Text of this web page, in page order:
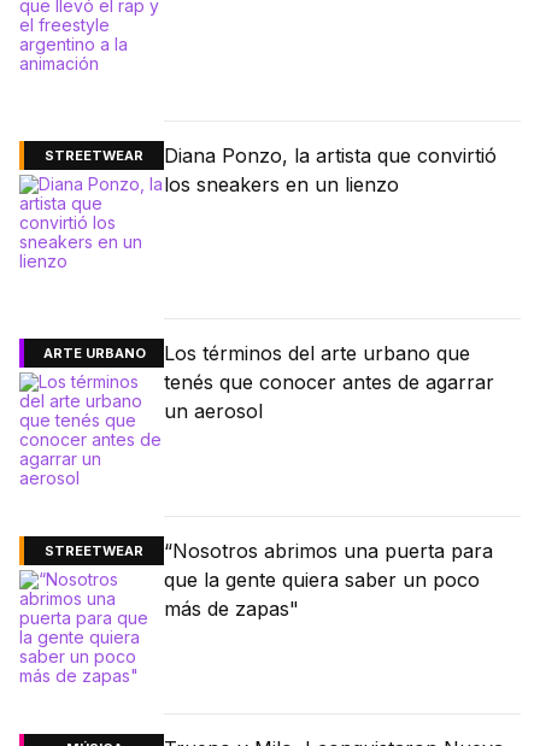
STREETWEAR
Diana Ponzo, la artista que convirtió
los sneakers en un lienzo
ARTE URBANO
Los términos del arte urbano que
tenés que conocer antes de agarrar
un aerosol
STREETWEAR
“Nosotros abrimos una puerta para
que la gente quiera saber un poco
más de zapas"